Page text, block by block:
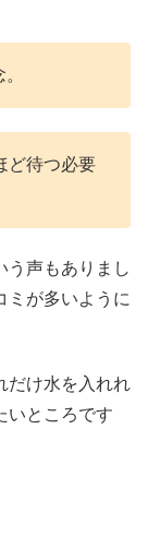
ど待つ必要
う声もありまし
ミが多いように
だけ水を入れれ
いところです